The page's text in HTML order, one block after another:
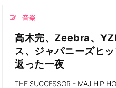
音楽
高木完、Zeebra、
ス、ジャパニーズヒ
返った一夜
THE SUCCESSOR - MAJ HIP